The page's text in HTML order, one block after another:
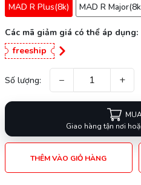
MAD R Plus(8k)
MAD R
Các mã giảm giá có thể áp dụng:
freeship
Số lượng: − +
Giao hàng tận nơi
THÊM VÀO GIỎ HÀNG